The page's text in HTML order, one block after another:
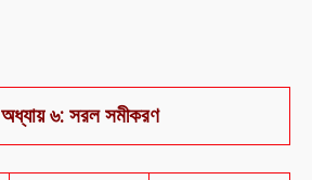
অধ্যায় ৬: সরল সমীকরণ